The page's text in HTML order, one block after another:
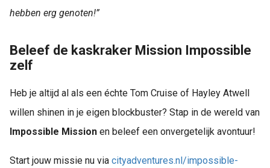
hebben erg genoten!”
Beleef de kaskraker Mission Impossible
zelf
Heb je altijd al als een échte Tom Cruise of Hayley Atwell
willen shinen in je eigen blockbuster? Stap in de wereld van
Impossible Mission en beleef een onvergetelijk avontuur!
Start jouw missie nu via cityadventures.nl/impossible-